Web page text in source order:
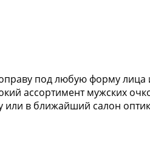
под любую форму лица
ассортимент мужских
или в ближайший салон